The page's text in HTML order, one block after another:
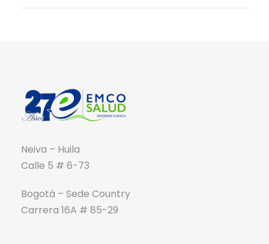
Neiva – Huila
Calle 5 # 6-73
Bogotá – Sede Country
Carrera 16A # 85-29